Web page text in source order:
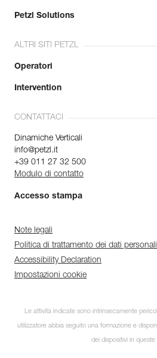
Petzl Solutions
ALTRI SITI PETZL
Operatori
Intervention
CONTATTACI
Dinamiche Verticali
info@petzl.it
+39 011 27 32 500
Modulo di contatto
Accesso stampa
Note legali
Politica di trattamento dei dati
Accessibility Declaration
Impostazioni cookie
Le attività indicate sono intrinsecamente
utilizzatore abbia seguito una formazione e
dei dispositivi in queste